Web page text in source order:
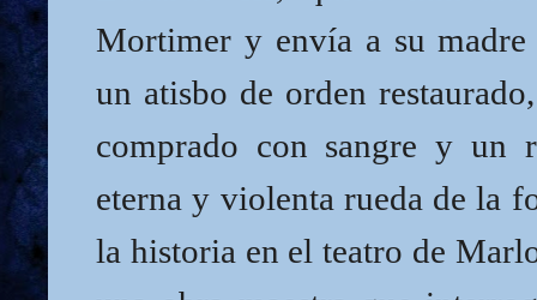
Mortimer y envía a su
un atisbo de orden
comprado con sangre y un
eterna y violenta rueda de la
la historia en el teatro de